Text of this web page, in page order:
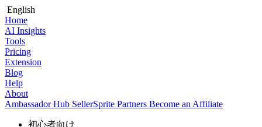
English
Home
AI Insights
Tools
Pricing
Extension
Blog
Help
About
Ambassador Hub SellerSprite Partners Become an Affiliate
初心者向け